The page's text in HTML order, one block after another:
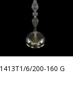
6/200-160 G